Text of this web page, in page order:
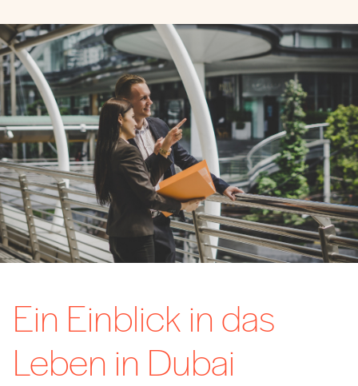
Ein Einblick in das
Leben in Dubai